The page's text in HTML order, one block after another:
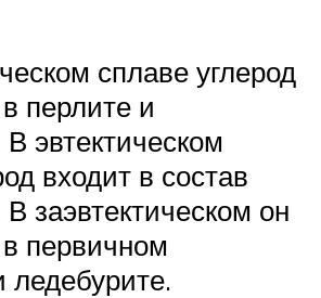
сплаве углерод
перлите и
эвтектическом
входит в состав
заэвтектическом он
первичном
ледебурите.